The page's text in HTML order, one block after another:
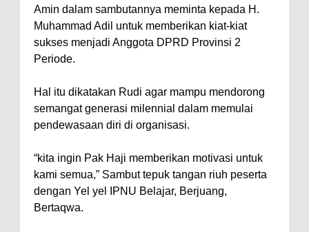
Amin dalam sambutannya meminta kepada H.
Muhammad Adil untuk memberikan kiat-kiat
sukses menjadi Anggota DPRD Provinsi 2
Periode.
Hal itu dikatakan Rudi agar mampu mendorong
semangat generasi milennial dalam memulai
pendewasaan diri di organisasi.
“kita ingin Pak Haji memberikan motivasi untuk
kami semua,” Sambut tepuk tangan riuh peserta
dengan Yel yel IPNU Belajar, Berjuang,
Bertaqwa.